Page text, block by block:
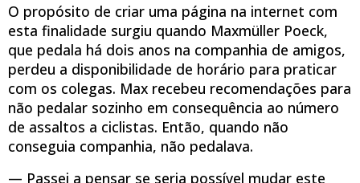
O propósito de criar uma página na internet com
esta finalidade surgiu quando Maxmüller Poeck,
que pedala há dois anos na companhia de amigos,
perdeu a disponibilidade de horário para praticar
com os colegas. Max recebeu recomendações para
não pedalar sozinho em consequência ao número
de assaltos a ciclistas. Então, quando não
conseguia companhia, não pedalava.
— Passei a pensar se seria possível mudar este